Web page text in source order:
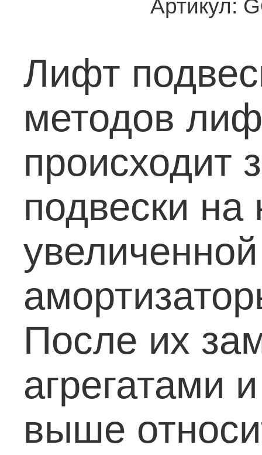
Артикул:
Лифт
методов
происходит
подвески
После их
агрегатами
выше